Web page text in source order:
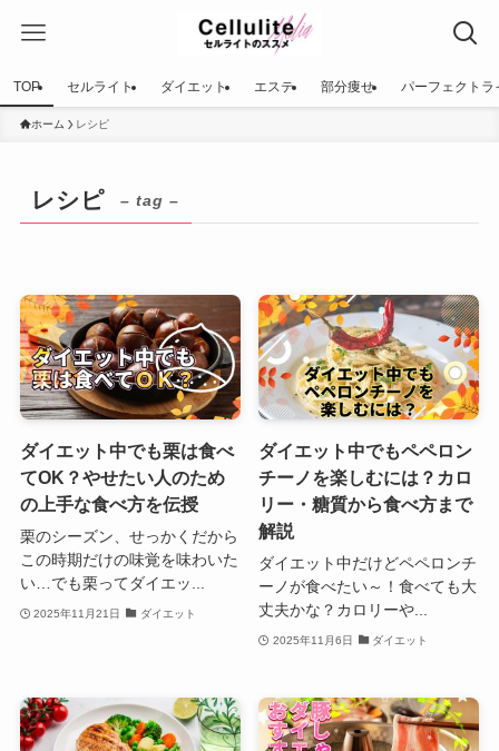
TOP セルライト ダイエット エステ 部分痩せ パーフェクトラ
ホーム レシピ
レシピ – tag –
ダイエット中でも栗は食べ
てOK？やせたい人のため
の上手な食べ方を伝授
栗のシーズン、せっかくだから
この時期だけの味覚を味わいた
い…でも栗ってダイエッ...
2025年11月21日 ダイエット
ダイエット中でもペペロン
チーノを楽しむには？カロ
リー・糖質から食べ方まで
解説
ダイエット中だけどペペロンチ
ーノが食べたい～！食べても大
丈夫かな？カロリーや...
2025年11月6日 ダイエット